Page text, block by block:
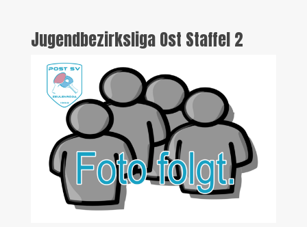
Jugendbezirksliga Ost Staffel 2